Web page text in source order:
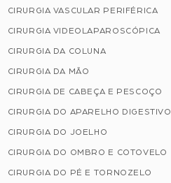
CIRURGIA VASCULAR PERIFÉRICA
CIRURGIA VIDEOLAPAROSCÓPICA
CIRURGIA DA COLUNA
CIRURGIA DA MÃO
CIRURGIA DE CABEÇA E PESCOÇO
CIRURGIA DO APARELHO DIGESTIVO
CIRURGIA DO JOELHO
CIRURGIA DO OMBRO E COTOVELO
CIRURGIA DO PÉ E TORNOZELO